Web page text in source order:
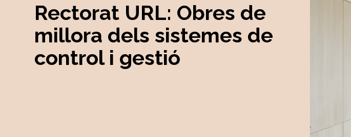
Rectorat URL: Obres de
millora dels sistemes de
control i gestió